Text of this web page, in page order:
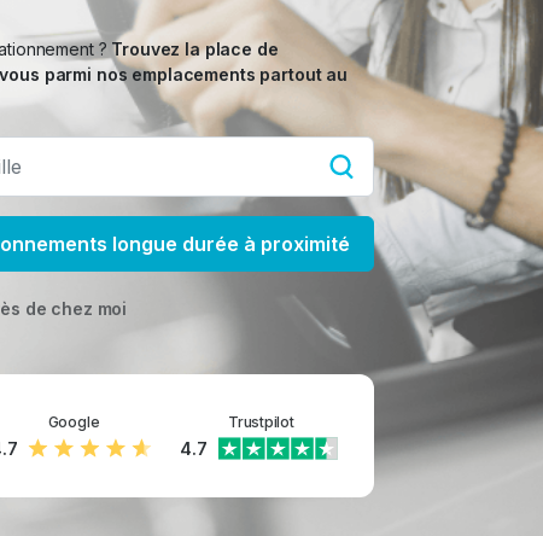
? Trouvez la place de
parmi nos emplacements partout au
longue durée à proximité
de chez moi
Google Trustpilot
4.7